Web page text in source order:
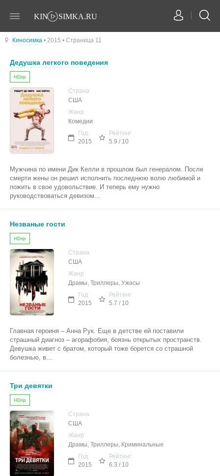
Киносимка • 2015 • Страница 11
Дедушка легкого поведения
HDrip
Страна
США
Жанр
Комедии
Год
2015
Рейтинг
5.9 / 10
Мужчина по имени Дик Келли в прошлом был генералом. После
смерти жены он решил исполнить последнюю волю любимой и
пожить в свое удовольствие. И теперь ему нужно
руководствоваться девизом...
Незваные гости
HDrip
Страна
США
Жанр
Драмы, Триллеры, Ужасы
Год
2015
Рейтинг
5.7 / 10
Главная героиня – Анна Рук. Еще в детстве ей поставили
страшный диагноз – агорафобия, боязнь открытых пространств.
Девушка живет с братом, который тоже борется со страшной
болезнью, в...
Три девятки
HDrip
Страна
США
Жанр
Драмы, Триллеры, Криминальные
Год
2015
Рейтинг
6.3 / 10